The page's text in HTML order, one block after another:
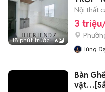
18 phút trước 6
SEN -
Nội thất
3
Hùng
Bàn